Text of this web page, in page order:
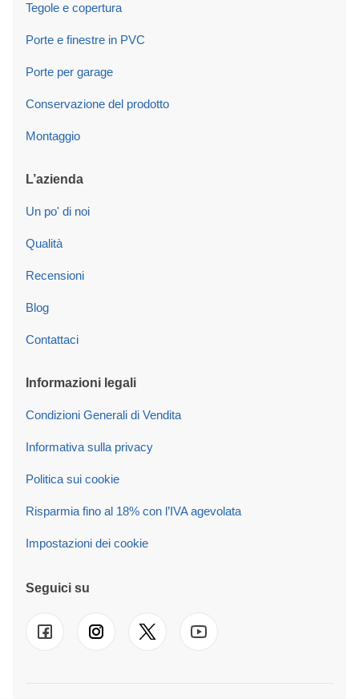
Tegole e copertura
Porte e finestre in PVC
Porte per garage
Conservazione del prodotto
Montaggio
L’azienda
Un po' di noi
Qualità
Recensioni
Blog
Contattaci
Informazioni legali
Condizioni Generali di Vendita
Informativa sulla privacy
Politica sui cookie
Risparmia fino al 18% con l’IVA agevolata
Impostazioni dei cookie
Seguici su